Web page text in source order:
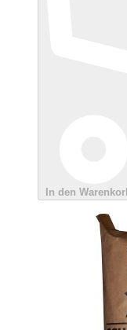
In den